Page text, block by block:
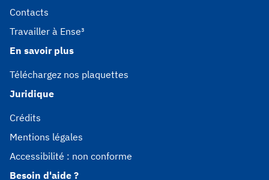
Contacts
Travailler à Ense³
En savoir plus
Téléchargez nos plaquettes
Juridique
Crédits
Mentions légales
Accessibilité : non conforme
Besoin d'aide ?